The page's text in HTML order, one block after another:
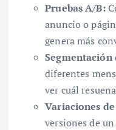
Pruebas A/B:
anuncio o
genera más
diferentes
ver cuál
Variaciones
versiones de